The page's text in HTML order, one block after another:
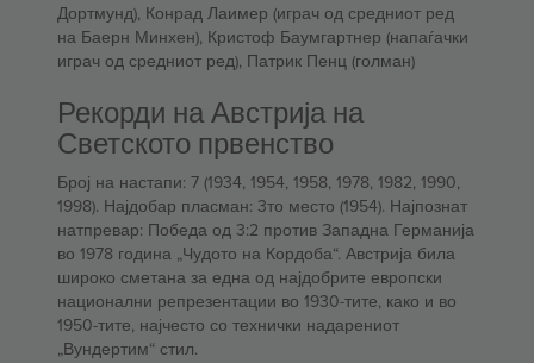
Дортмунд), Конрад Лаимер (играч од средниот ред
на Баерн Минхен), Кристоф Баумгартнер (напаѓачки
играч од средниот ред), Патрик Пенц (голман)
Рекорди на Австрија на
Светското првенство
Број на настапи: 7 (1934, 1954, 1958, 1978, 1982, 1990,
1998). Најдобар пласман: 3то место (1954). Најпознат
натпревар: Победа од 3:2 против Западна Германија
во 1978 година „Чудото на Кордоба“. Австрија била
широко сметана за една од најдобрите европски
национални репрезентации во 1930-тите, како и во
1950-тите, најчесто со технички надарениот
„Вундертим“ стил.